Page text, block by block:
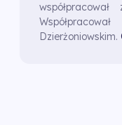
Dzierżoniowskim.